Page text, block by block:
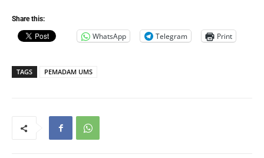
Share this:
WhatsApp Telegram Print
TAGS PEMADAM UMS